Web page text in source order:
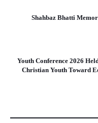
Shahbaz Bhatti
Youth Conference 2026
Christian Youth Toward